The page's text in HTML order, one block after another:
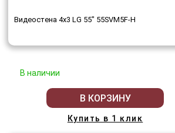
Видеостена 4x3 LG 55" 55SVM5F-H
В наличии
В КОРЗИНУ
Купить в 1 клик